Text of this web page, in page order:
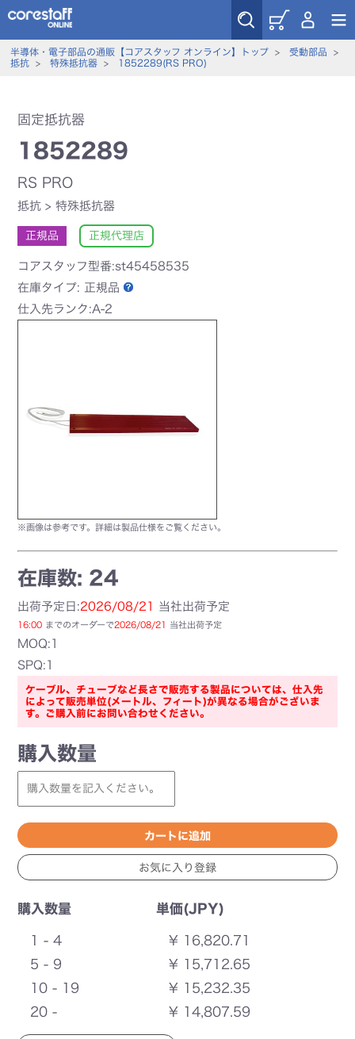
半導体・電子部品の通販【コアスタッフ オンライン】トップ> 受動部品 >
抵抗> 特殊抵抗器> 1852289(RS PRO)
固定抵抗器
1852289
RS PRO
抵抗 >特殊抵抗器
正規品 正規代理店
コアスタッフ型番:st45458535
在庫タイプ: 正規品
仕入先ランク:A-2
※画像は参考です。詳細は製品仕様をご覧ください。
在庫数: 24
出荷予定日:2026/08/21 当社出荷予定
16:00 までのオーダーで2026/08/21 当社出荷予定
MOQ:1
SPQ:1
ケーブル、チューブなど長さで販売する製品については、仕入先
によって販売単位(メートル、フィート)が異なる場合がございま
す。ご購入前にお問い合わせください。
購入数量
購入数量 単価(JPY)
1 - 4
¥ 16,820.71
5 - 9
¥ 15,712.65
10 - 19
¥ 15,232.35
20 -
¥ 14,807.59